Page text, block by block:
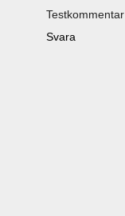
Testkommentar
Svara